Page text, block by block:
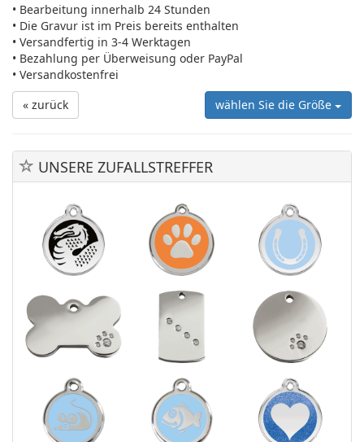
• Bearbeitung innerhalb 24 Stunden
• Die Gravur ist im Preis bereits enthalten
• Versandfertig in 3-4 Werktagen
• Bezahlung per Überweisung oder PayPal
• Versandkostenfrei
« zurück
wählen Sie die Größe
UNSERE ZUFALLSTREFFER